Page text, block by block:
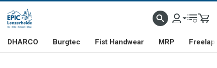
DHARCO Burgtec Fist Handwear MRP Freelap